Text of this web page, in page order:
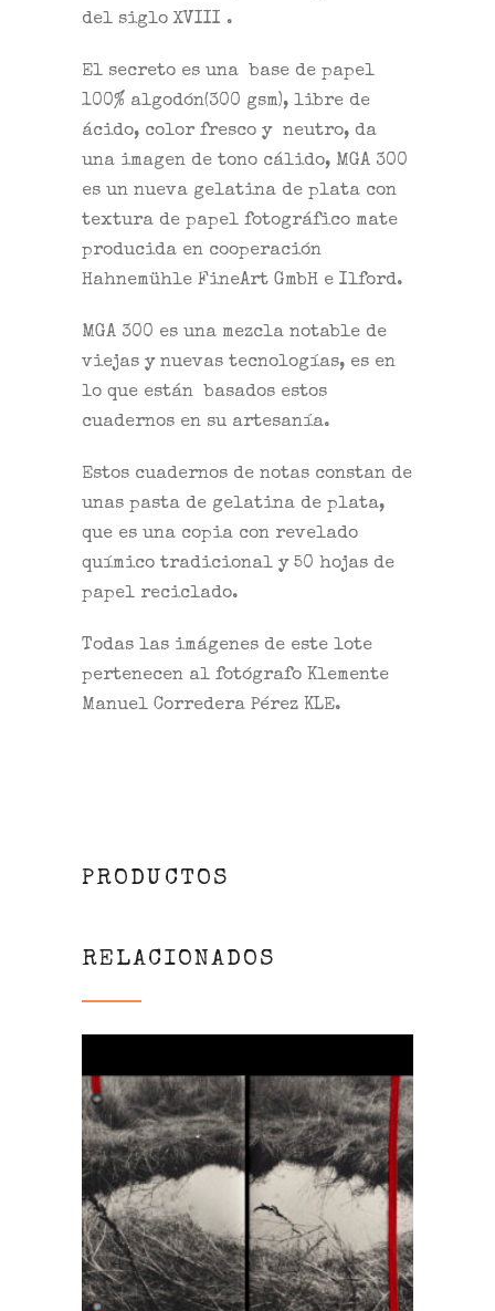
del siglo XVIII .
El secreto es una base de papel
100% algodón(300 gsm), libre de
ácido, color fresco y neutro, da
una imagen de tono cálido, MGA 300
es un nueva gelatina de plata con
textura de papel fotográfico mate
producida en cooperación
Hahnemühle FineArt GmbH e Ilford.
MGA 300 es una mezcla notable de
viejas y nuevas tecnologías, es en
lo que están basados estos
cuadernos en su artesanía.
Estos cuadernos de notas constan de
unas pasta de gelatina de plata,
que es una copia con revelado
químico tradicional y 50 hojas de
papel reciclado.
Todas las imágenes de este lote
pertenecen al fotógrafo Klemente
Manuel Corredera Pérez KLE.
PRODUCTOS
RELACIONADOS